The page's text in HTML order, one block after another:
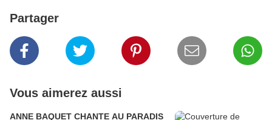
Partager
Vous aimerez aussi
ANNE BAQUET CHANTE AU PARADIS